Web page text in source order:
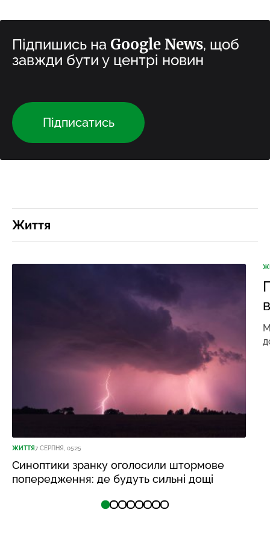
Підпишись на Google News, щоб
завжди бути у центрі новин
Підписатись
Життя
ЖИТТЯ7 СЕРПНЯ, 05:25
Синоптики зранку оголосили штормове
попередження: де будуть сильні дощі